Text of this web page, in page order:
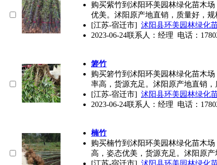
购买紫竹到沭阳环美园林绿化苗木
优美。沭阳原产地直销，质量好，规
[江苏-宿迁市] 沭阳县环美园林绿化
2023-06-24联系人：经理 电话：
箬竹
购买箬竹到沭阳环美园林绿化苗木
率高，货源充足。沭阳原产地直销，
[江苏-宿迁市] 沭阳县环美园林绿化
2023-06-24联系人：经理 电话：
楠竹
购买楠竹到沭阳环美园林绿化苗木
高，姿态优美，货源充足。沭阳原产
[江苏-宿迁市] 沭阳县环美园林绿化